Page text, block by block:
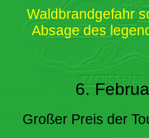
Waldbrandgefahr
Absage des
6.
Großer Preis der